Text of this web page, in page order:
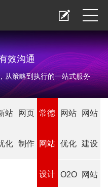
效沟通
从策略到执行的一站式服务
站
化
网页
制作
常德
网站
设计
网站
优化
网站
建设
O2O 网站